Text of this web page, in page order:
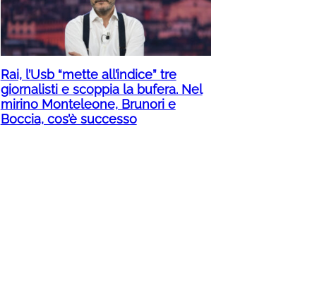
Rai, l’Usb “mette all’indice” tre
giornalisti e scoppia la bufera. Nel
mirino Monteleone, Brunori e
Boccia, cos’è successo